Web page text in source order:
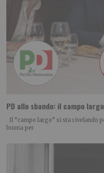
PD allo sbando: il campo
Il “campo largo” si sta rivelando
buona per